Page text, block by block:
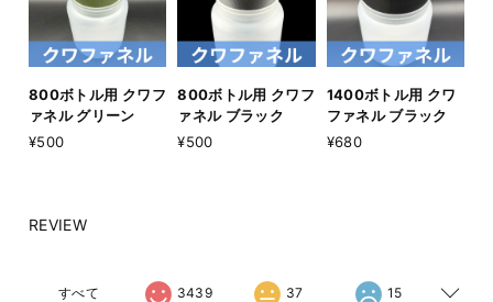
800ボトル用 クワフ
ァネル グリーン
¥500
800ボトル用 クワフ
ァネル ブラック
¥500
1400ボトル用 クワ
ファネル ブラック
¥680
REVIEW
すべて 3439 37 15